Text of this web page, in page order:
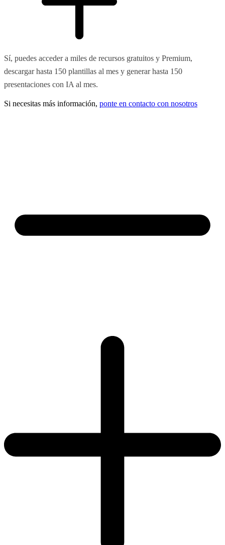
Sí, puedes acceder a miles de recursos gratuitos y Premium,
descargar hasta 150 plantillas al mes y generar hasta 150
presentaciones con IA al mes.
Si necesitas más información, ponte en contacto con nosotros